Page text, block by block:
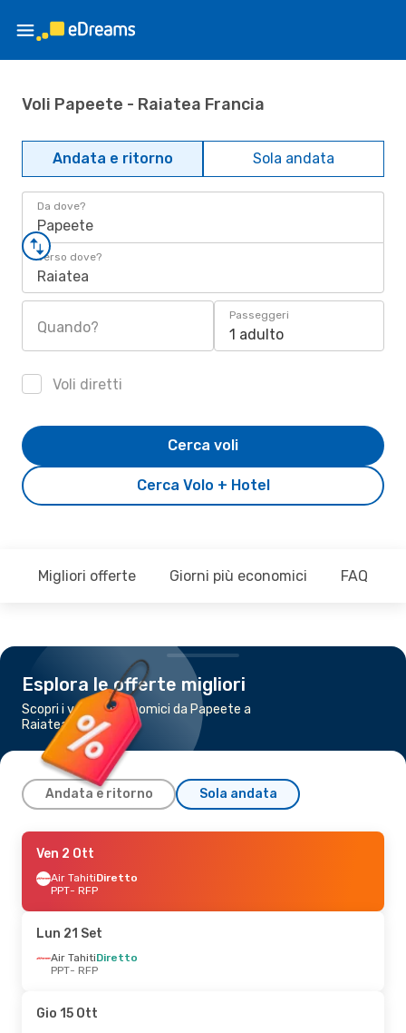
Voli Papeete - Raiatea Francia
Andata e ritorno Sola andata
Da dove?
Papeete
Verso dove?
Raiatea
Quando?
Passeggeri
1 adulto
Voli diretti
Cerca Volo + Hotel
Cerca voli
Migliori offerte Giorni più economici FAQ
Esplora le offerte migliori
Scopri i voli più economici da Papeete a
Raiatea
Andata e ritorno Sola andata
Gio 8 Ott
Air TahitiDiretto
PPT- RFP
RFP- PPT
Lun 7 Set- Lun 14 Set
Air TahitiDiretto
RFP- PPT
Ven 2 Ott
Air TahitiDiretto
PPT- RFP
Lun 21 Set
Air TahitiDiretto
PPT- RFP
Gio 15 Ott